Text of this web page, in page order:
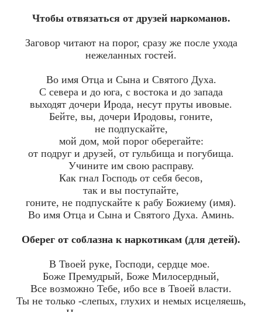
Чтобы отвязаться от друзей наркоманов.
Заговор читают на порог, сразу же после ухода
нежеланных гостей.
Во имя Отца и Сына и Святого Духа.
С севера и до юга, с востока и до запада
выходят дочери Ирода, несут пруты ивовые.
Бейте, вы, дочери Иродовы, гоните,
не подпускайте,
мой дом, мой порог оберегайте:
от подруг и друзей, от гульбища и погубища.
Учините им свою расправу.
Как гнал Господь от себя бесов,
так и вы поступайте,
гоните, не подпускайте к рабу Божиему (имя).
Во имя Отца и Сына и Святого Духа. Аминь.
Оберег от соблазна к наркотикам (для детей).
В Твоей руке, Господи, сердце мое.
Боже Премудрый, Боже Милосердный,
Все возможно Тебе, ибо все в Твоей власти.
Ты не только -слепых, глухих и немых исцеляешь,